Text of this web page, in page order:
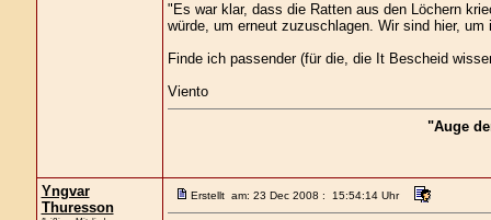
"Es war klar, dass die Ratten aus den Löchern
würde, um erneut zuzuschlagen. Wir sind hier,
Finde ich passender (für die, die It Bescheid
Viento
"Auge
Yngvar
Thuresson
Erstellt am: 23 Dec 2008 : 15:54:14 Uhr